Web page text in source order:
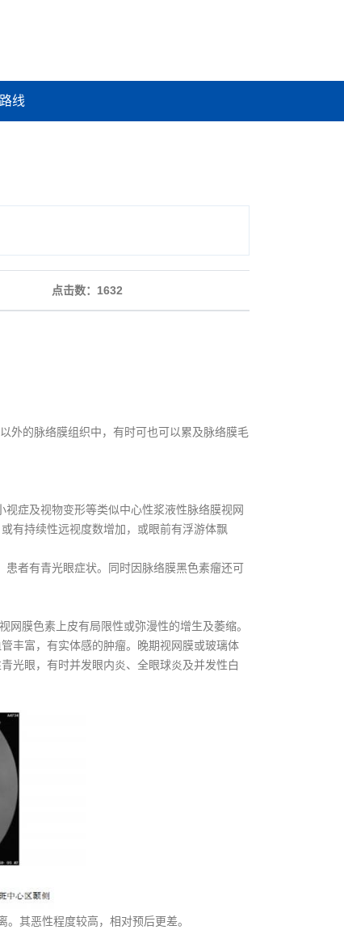
线
点击数： 1632
外的脉络膜组织中，有时可也可以累及脉络膜毛
症及视物变形等类似中心性浆液性脉络膜视网
有持续性远视度数增加，或眼前有浮游体飘
者有青光眼症状。同时因脉络膜黑色素瘤还可
膜色素上皮有局限性或弥漫性的增生及萎缩。
丰富，有实体感的肿瘤。晚期视网膜或玻璃体
光眼，有时并发眼内炎、全眼球炎及并发性白
其恶性程度较高，相对预后更差。